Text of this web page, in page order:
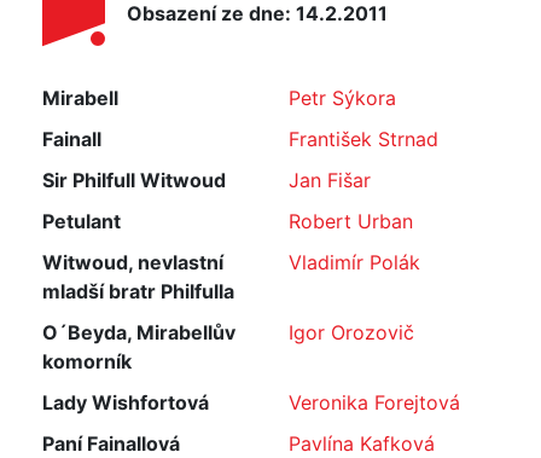
Obsazení ze dne: 14.2.2011
Mirabell
Petr Sýkora
Fainall
František Strnad
Sir Philfull Witwoud
Jan Fišar
Petulant
Robert Urban
Witwoud, nevlastní
mladší bratr Philfulla
Vladimír Polák
O´Beyda, Mirabellův
komorník
Igor Orozovič
Lady Wishfortová
Veronika Forejtová
Paní Fainallová
Pavlína Kafková